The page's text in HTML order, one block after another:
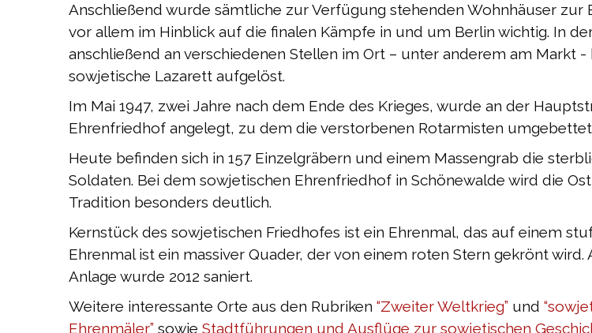
Anschließend wurde sämtliche zur Verfügung stehenden Wohnhäuser
vor allem im Hinblick auf die finalen Kämpfe in und um Berlin wichtig. In
anschließend an verschiedenen Stellen im Ort – unter anderem am Markt
sowjetische Lazarett aufgelöst.
Im Mai 1947, zwei Jahre nach dem Ende des Krieges, wurde an der
Ehrenfriedhof angelegt, zu dem die verstorbenen Rotarmisten
Heute befinden sich in 157 Einzelgräbern und einem Massengrab die
Soldaten. Bei dem sowjetischen Ehrenfriedhof in Schönewalde wird die
Tradition besonders deutlich.
Kernstück des sowjetischen Friedhofes ist ein Ehrenmal, das auf einem
Ehrenmal ist ein massiver Quader, der von einem roten Stern gekrönt wird.
Anlage wurde 2012 saniert.
Weitere interessante Orte aus den Rubriken “Zweiter Weltkrieg” und
Ehrenmäler” sowie Stadtführungen und Ausflüge zur sowjetischen